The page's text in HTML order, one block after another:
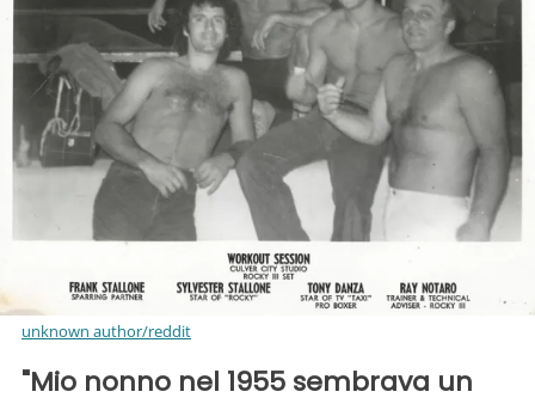
unknown author/reddit
"Mio nonno nel 1955 sembrava un